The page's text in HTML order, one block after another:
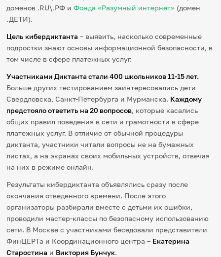
Задать вопрос
доменов .RU\.РФ иФонда «Разумный интернет» (домен
.ДЕТИ).
Цель кибердиктанта – выявить, насколько современные
подростки знают основы информационной безопасности, в
том числе в сфере платежных услуг.
Участниками Диктанта стали 400 школьников 11-15 лет.
Больше других тестированием заинтересовались дети
Свердловска, Санкт-Петербурга и Мурманска. Каждому
предстояло ответить на 20 вопросов, которые касались
общих правил поведения в сети и грамотности в сфере
платежных услуг. В отличие от обычной процедуры
диктанта, участники читали вопросы не на бумажных
листах, а на экранах своих мобильных устройств, отвечая
на них в режиме онлайн.
Результаты кибердиктанта объявлялись сразу после
окончания отведенного времени. После этого
организаторы разбирали вместе с детьми их ошибки,
проводили мастер-классы по безопасному использованию
сети. В Москве с участниками беседовали представители
ФинЦЕРТа и Координационного центра – Екатерина
Старостина и Виктория Бунчук.